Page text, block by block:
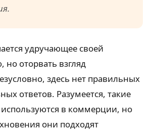
удручающее своей
но оторвать взгляд
здесь нет правильных
ответов. Разумеется, такие
в коммерции, но
они подходят